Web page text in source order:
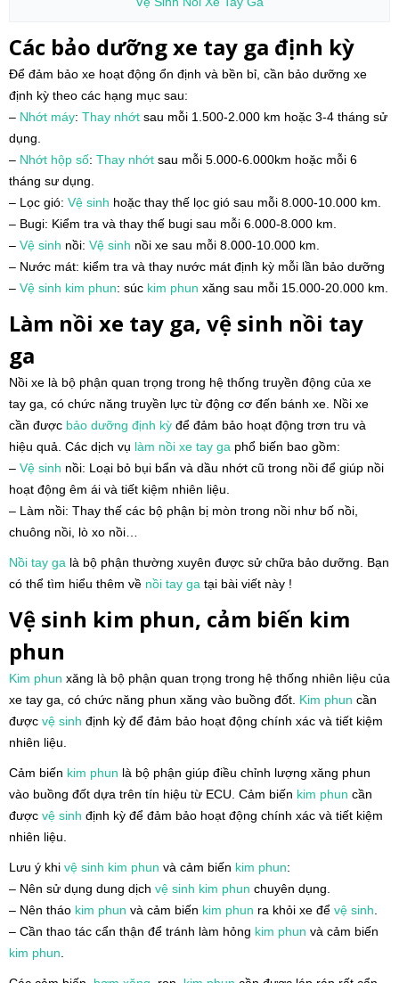
Các bảo dưỡng xe tay ga định kỳ
Để đảm bảo xe hoạt động ổn định và bền bỉ, cần bảo dưỡng xe
định kỳ theo các hạng mục sau:
– Nhớt máy: Thay nhớt sau mỗi 1.500-2.000 km hoặc 3-4 tháng sử
dụng.
– Nhớt hộp số: Thay nhớt sau mỗi 5.000-6.000km hoặc mỗi 6
tháng sư dụng.
– Lọc gió: Vệ sinh hoặc thay thế lọc gió sau mỗi 8.000-10.000 km.
– Bugi: Kiểm tra và thay thế bugi sau mỗi 6.000-8.000 km.
– Vệ sinh nồi: Vệ sinh nồi xe sau mỗi 8.000-10.000 km.
– Nước mát: kiểm tra và thay nước mát định kỳ mỗi lần bảo dưỡng
– Vệ sinh kim phun: súc kim phun xăng sau mỗi 15.000-20.000 km.
Làm nồi xe tay ga, vệ sinh nồi tay
ga
Nồi xe là bộ phận quan trọng trong hệ thống truyền động của xe
tay ga, có chức năng truyền lực từ động cơ đến bánh xe. Nồi xe
cần được bảo dưỡng định kỳ để đảm bảo hoạt động trơn tru và
hiệu quả. Các dịch vụ làm nồi xe tay ga phổ biến bao gồm:
– Vệ sinh nồi: Loại bỏ bụi bẩn và dầu nhớt cũ trong nồi để giúp nồi
hoạt động êm ái và tiết kiệm nhiên liệu.
– Làm nồi: Thay thế các bộ phận bị mòn trong nồi như bố nồi,
chuông nồi, lò xo nồi…
Nồi tay ga là bộ phận thường xuyên được sử chữa bảo dưỡng. Bạn
có thể tìm hiểu thêm về nồi tay ga tại bài viết này !
Vệ sinh kim phun, cảm biến kim
phun
Kim phun xăng là bộ phận quan trọng trong hệ thống nhiên liệu của
xe tay ga, có chức năng phun xăng vào buồng đốt. Kim phun cần
được vệ sinh định kỳ để đảm bảo hoạt động chính xác và tiết kiệm
nhiên liệu.
Cảm biến kim phun là bộ phận giúp điều chỉnh lượng xăng phun
vào buồng đốt dựa trên tín hiệu từ ECU. Cảm biến kim phun cần
được vệ sinh định kỳ để đảm bảo hoạt động chính xác và tiết kiệm
nhiên liệu.
Lưu ý khi vệ sinh kim phun và cảm biến kim phun:
– Nên sử dụng dung dịch vệ sinh kim phun chuyên dụng.
– Nên tháo kim phun và cảm biến kim phun ra khỏi xe để vệ sinh
– Cần thao tác cẩn thận để tránh làm hỏng kim phun và cảm biến
kim phun